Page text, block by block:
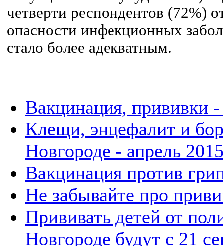
четверти респондентов (72%)
опасности инфекционных
стало более адекватным.
Вакцинация, прививки
Клещи, энцефалит и
Новгороде - апрель 2015
Вакцинация против
Не забывайте про
Прививать детей от
Новгороде будут с 21